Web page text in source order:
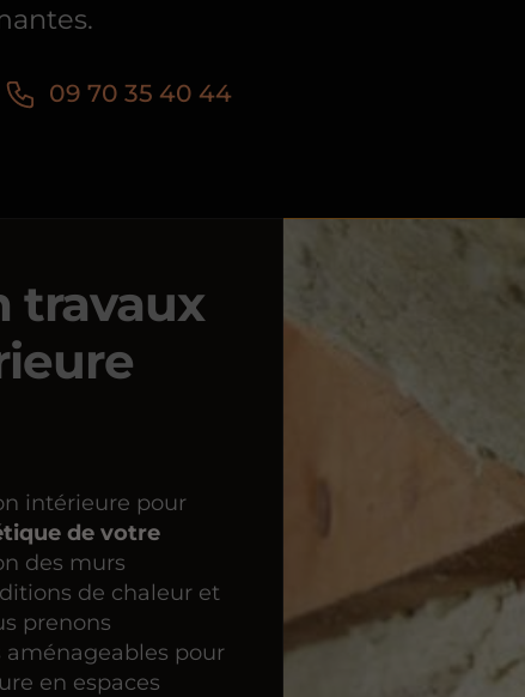
09 70 35 40 44
travaux
intérieure pour
de votre
des murs
de chaleur et
prenons
pour
en espaces